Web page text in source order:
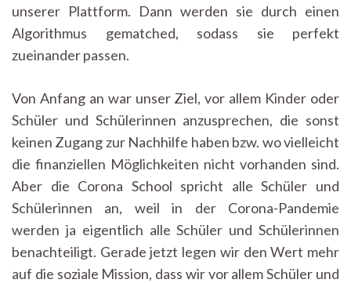
unserer Plattform. Dann werden sie durch einen
Algorithmus gematched, sodass sie perfekt
zueinander passen.
Von Anfang an war unser Ziel, vor allem Kinder oder
Schüler und Schülerinnen anzusprechen, die sonst
keinen Zugang zur Nachhilfe haben bzw. wo vielleicht
die finanziellen Möglichkeiten nicht vorhanden sind.
Aber die Corona School spricht alle Schüler und
Schülerinnen an, weil in der Corona-Pandemie
werden ja eigentlich alle Schüler und Schülerinnen
benachteiligt. Gerade jetzt legen wir den Wert mehr
auf die soziale Mission, dass wir vor allem Schüler und